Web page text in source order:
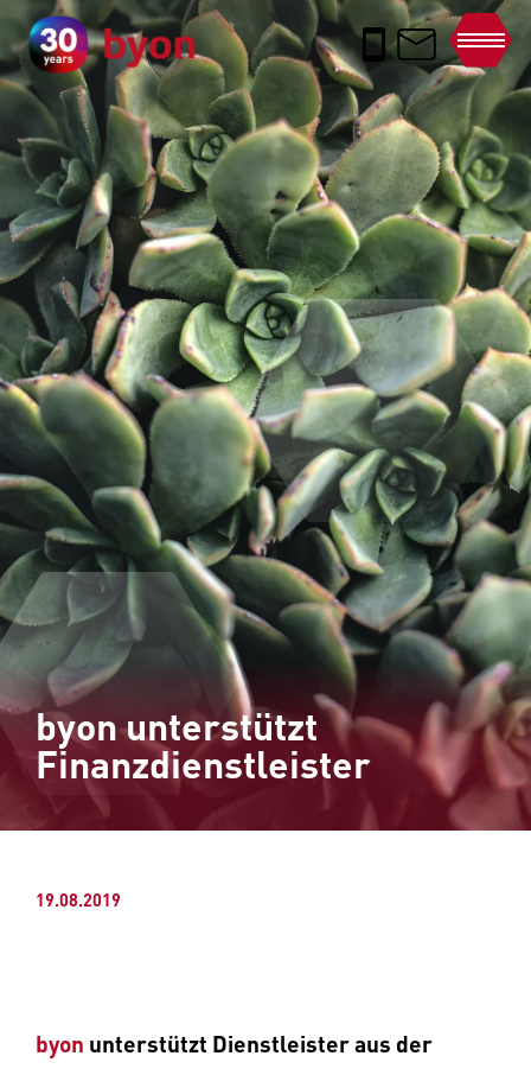
byon unterstützt
Finanzdienstleister
19.08.2019
byon unterstützt Dienstleister aus der